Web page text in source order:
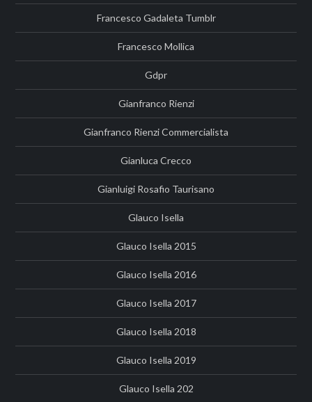
Francesco Gadaleta Tumblr
Francesco Mollica
Gdpr
Gianfranco Rienzi
Gianfranco Rienzi Commercialista
Gianluca Crecco
Gianluigi Rosafio Taurisano
Glauco Isella
Glauco Isella 2015
Glauco Isella 2016
Glauco Isella 2017
Glauco Isella 2018
Glauco Isella 2019
Glauco Isella 202